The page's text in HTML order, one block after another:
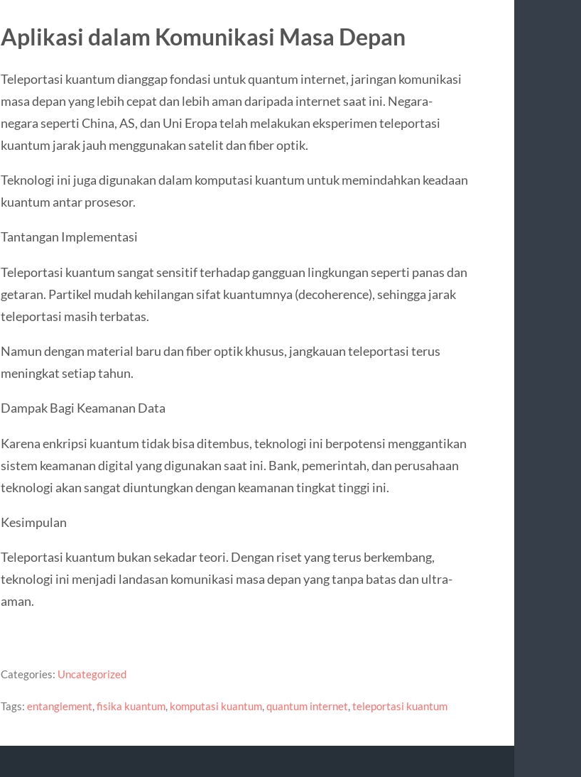
Aplikasi dalam Komunikasi Masa Depan
Teleportasi kuantum dianggap fondasi untuk quantum internet, jaringan komunikasi
masa depan yang lebih cepat dan lebih aman daripada internet saat ini. Negara-
negara seperti China, AS, dan Uni Eropa telah melakukan eksperimen teleportasi
kuantum jarak jauh menggunakan satelit dan fiber optik.
Teknologi ini juga digunakan dalam komputasi kuantum untuk memindahkan keadaan
kuantum antar prosesor.
Tantangan Implementasi
Teleportasi kuantum sangat sensitif terhadap gangguan lingkungan seperti panas dan
getaran. Partikel mudah kehilangan sifat kuantumnya (decoherence), sehingga jarak
teleportasi masih terbatas.
Namun dengan material baru dan fiber optik khusus, jangkauan teleportasi terus
meningkat setiap tahun.
Dampak Bagi Keamanan Data
Karena enkripsi kuantum tidak bisa ditembus, teknologi ini berpotensi menggantikan
sistem keamanan digital yang digunakan saat ini. Bank, pemerintah, dan perusahaan
teknologi akan sangat diuntungkan dengan keamanan tingkat tinggi ini.
Kesimpulan
Teleportasi kuantum bukan sekadar teori. Dengan riset yang terus berkembang,
teknologi ini menjadi landasan komunikasi masa depan yang tanpa batas dan ultra-
aman.
Categories: Uncategorized
Tags: entanglement fisika kuantum, komputasi kuantum, quantum internet teleportasi kuantum